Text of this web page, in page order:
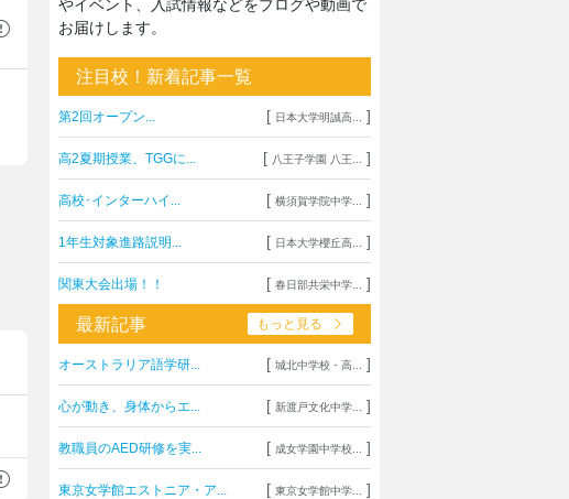
やイベント、入試情報などをブログや動画で
お届けします。
注目校！新着記事一覧
第2回オープン... [ 日本大学明誠高... ]
高2夏期授業、TGGに... [ 八王子学園 八王... ]
高校･インターハイ... [ 横須賀学院中学... ]
1年生対象進路説明... [ 日本大学櫻丘高... ]
関東大会出場！！ [ 春日部共栄中学... ]
最新記事 もっと見る
オーストラリア語学研... [ 城北中学校・高... ]
心が動き、身体からエ... [ 新渡戸文化中学... ]
教職員のAED研修を実... [ 成女学園中学校... ]
東京女学館エストニア・ア... [ 東京女学館中学... ]